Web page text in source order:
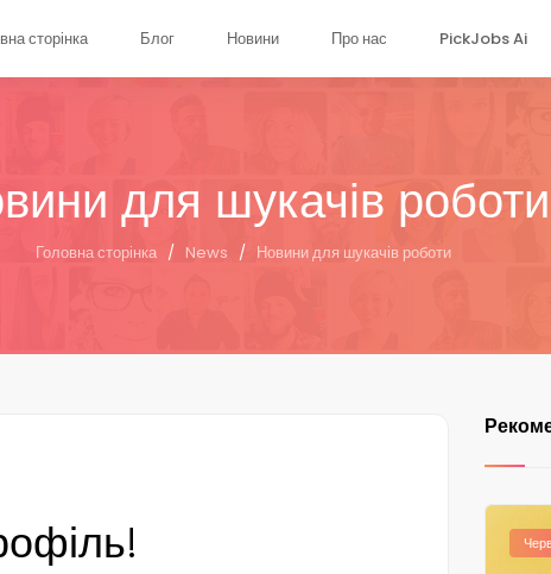
сторінка Блог Новини Про нас PickJobs Ai
для шукачів роботи
Головна сторінка / News / Новини для шукачів роботи